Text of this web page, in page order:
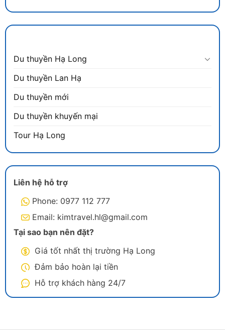
Du thuyền Hạ Long
Du thuyền Lan Hạ
Du thuyền mới
Du thuyền khuyến mại
Tour Hạ Long
Liên hệ hỗ trợ
Phone: 0977 112 777
Email: kimtravel.hl@gmail.com
Tại sao bạn nên đặt?
Giá tốt nhất thị trường Hạ Long
Đảm bảo hoàn lại tiền
Hỗ trợ khách hàng 24/7